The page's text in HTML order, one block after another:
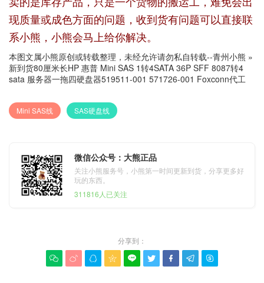
现质量或成色方面的问题，收到货有问题可以直接联
系小熊，小熊会马上给你解决。
本图文属小熊原创或转载整理，未经允许请勿私自转载--青州小熊 »
新到货80厘米长HP 惠普 Mini SAS 1转4SATA 36P SFF 8087转4
sata 服务器一拖四硬盘器519511-001 571726-001 Foxconn代工
Mini SAS线 SAS硬盘线
微信公众号：大熊正品
关注小熊服务号，小熊第一时间更新到货，分享更多好
玩的东西。
311816人已关注
分享到：
        